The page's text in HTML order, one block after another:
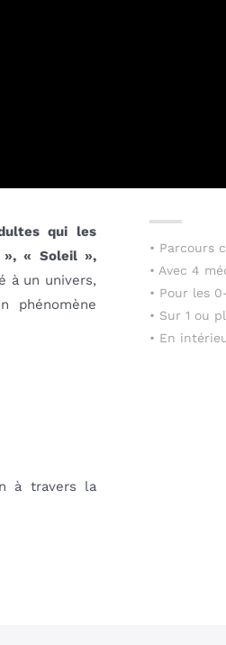
qui les
», « Soleil »,
à un univers,
phénomène
à travers la
• Parcours
• Avec 4
• Pour les
• Sur 1 ou
• En